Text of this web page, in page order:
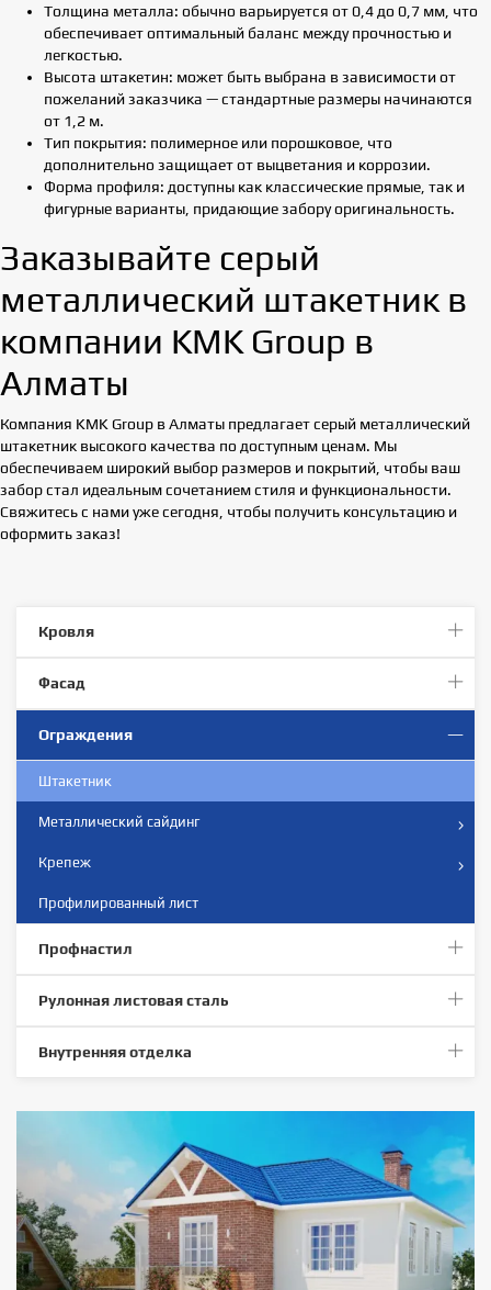
Кровля
Фасад
Ограждения
Штакетник
Металлический сайдинг
Крепеж
Профилированный лист
Профнастил
Рулонная листовая сталь
Внутренняя отделка
Толщина металла: обычно варьируется от 0,4 до 0,7 мм, что
обеспечивает оптимальный баланс между прочностью и
легкостью.
Высота штакетин: может быть выбрана в зависимости от
пожеланий заказчика — стандартные размеры начинаются
от 1,2 м.
Тип покрытия: полимерное или порошковое, что
дополнительно защищает от выцветания и коррозии.
Форма профиля: доступны как классические прямые, так и
фигурные варианты, придающие забору оригинальность.
Заказывайте серый
металлический штакетник в
компании KMK Group в
Алматы
Компания KMK Group в Алматы предлагает серый металлический
штакетник высокого качества по доступным ценам. Мы
обеспечиваем широкий выбор размеров и покрытий, чтобы ваш
забор стал идеальным сочетанием стиля и функциональности.
Свяжитесь с нами уже сегодня, чтобы получить консультацию и
оформить заказ!